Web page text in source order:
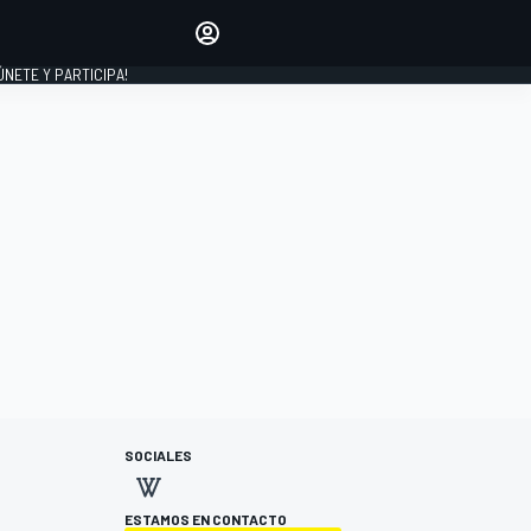
Y PARTICIPA!
SOCIALES
ESTAMOS EN CONTACTO